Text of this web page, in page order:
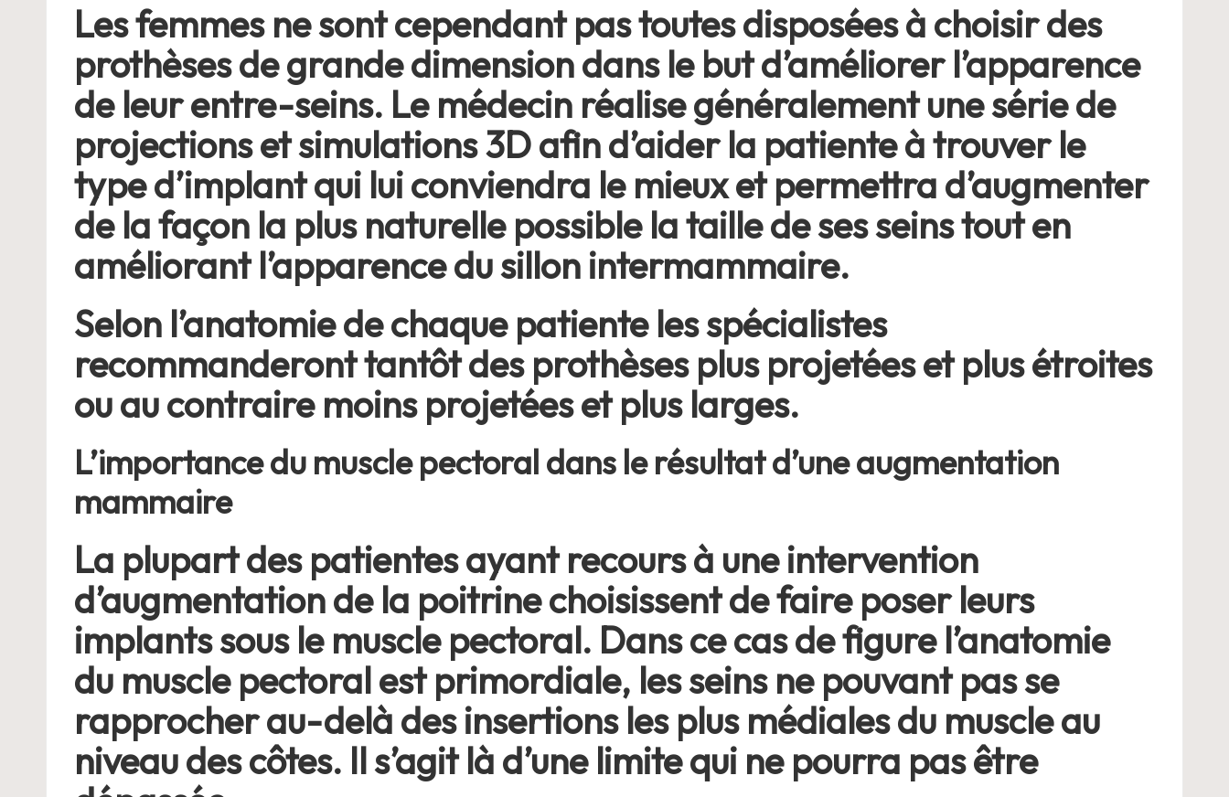
Les femmes ne sont cependant pas toutes disposées à choisir des
prothèses de grande dimension dans le but d’améliorer l’apparence
de leur entre-seins. Le médecin réalise généralement une série de
projections et simulations 3D afin d’aider la patiente à trouver le
type d’implant qui lui conviendra le mieux et permettra d’augmenter
de la façon la plus naturelle possible la taille de ses seins tout en
améliorant l’apparence du sillon intermammaire.
Selon l’anatomie de chaque patiente les spécialistes
recommanderont tantôt des prothèses plus projetées et plus étroites
ou au contraire moins projetées et plus larges.
L’importance du muscle pectoral dans le résultat d’une augmentation
mammaire
La plupart des patientes ayant recours à une intervention
d’augmentation de la poitrine choisissent de faire poser leurs
implants sous le muscle pectoral. Dans ce cas de figure l’anatomie
du muscle pectoral est primordiale, les seins ne pouvant pas se
rapprocher au-delà des insertions les plus médiales du muscle au
niveau des côtes. Il s’agit là d’une limite qui ne pourra pas être